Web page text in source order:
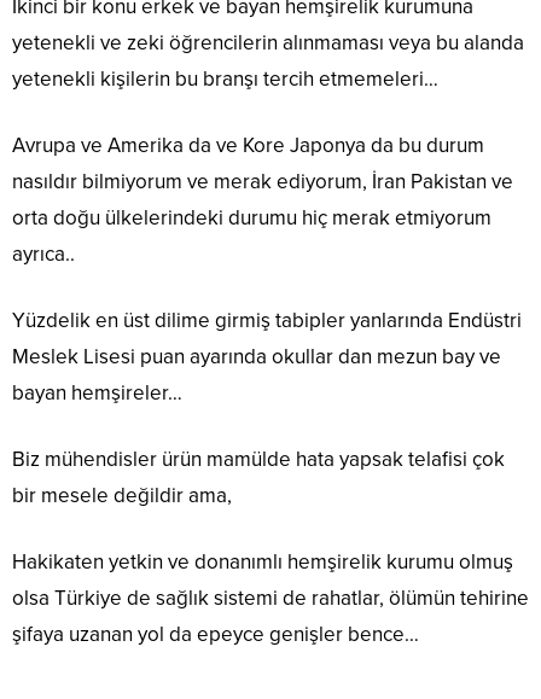
İkinci bir konu erkek ve bayan hemşirelik kurumuna
yetenekli ve zeki öğrencilerin alınmaması veya bu alanda
yetenekli kişilerin bu branşı tercih etmemeleri…
Avrupa ve Amerika da ve Kore Japonya da bu durum
nasıldır bilmiyorum ve merak ediyorum, İran Pakistan ve
orta doğu ülkelerindeki durumu hiç merak etmiyorum
ayrıca..
Yüzdelik en üst dilime girmiş tabipler yanlarında Endüstri
Meslek Lisesi puan ayarında okullar dan mezun bay ve
bayan hemşireler…
Biz mühendisler ürün mamülde hata yapsak telafisi çok
bir mesele değildir ama,
Hakikaten yetkin ve donanımlı hemşirelik kurumu olmuş
olsa Türkiye de sağlık sistemi de rahatlar, ölümün tehirine
şifaya uzanan yol da epeyce genişler bence…